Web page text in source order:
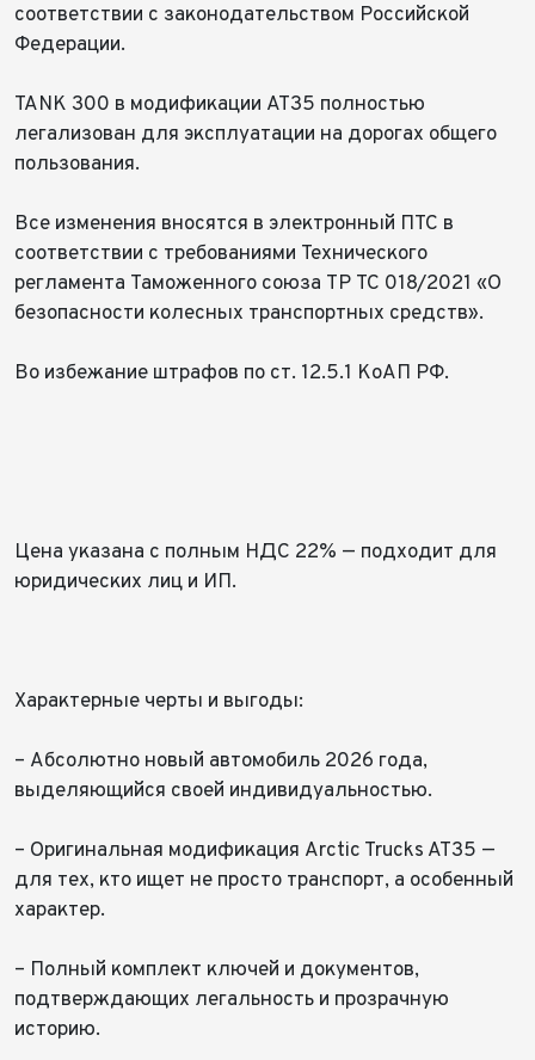
соответствии с законодательством Российской
Федерации.
TANK 300 в модификации AT35 полностью
легализован для эксплуатации на дорогах общего
пользования.
Все изменения вносятся в электронный ПТС в
соответствии с требованиями Технического
регламента Таможенного союза ТР ТС 018/2021 «О
безопасности колесных транспортных средств».
Во избежание штрафов по ст. 12.5.1 КоАП РФ.
Цена указана с полным НДС 22% — подходит для
юридических лиц и ИП.
Характерные черты и выгоды:
– Абсолютно новый автомобиль 2026 года,
выделяющийся своей индивидуальностью.
– Оригинальная модификация Arctic Trucks AT35 —
для тех, кто ищет не просто транспорт, а особенный
характер.
– Полный комплект ключей и документов,
подтверждающих легальность и прозрачную
историю.
Заказ консультации
Для Вашего удобства мы перезвоним Вам в рабочее
время, если будем знать Ваш часовой пояс.
Модель
Принимаю условиясоглашенияоб обработке
персональных данных
Отправить
Ваше сообщение отправлено!
Телефон*
Ваш город
время, если будем знать Ваш часовой пояс.
соглашения
об обработке
персональных данных
Телефон*
Пробег*
персональных данных
ФИО*
Количество владельцев
персональных данных
Ваше сообщение отправлено!